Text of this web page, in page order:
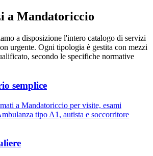
a Mandatoriccio
a disposizione l'intero catalogo di servizi
urgente. Ogni tipologia è gestita con mezzi
secondo le specifiche normative
semplice
a Mandatoriccio per visite, esami
tipo A1, autista e soccorritore